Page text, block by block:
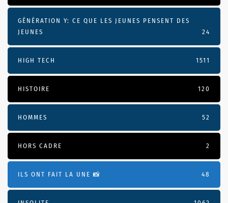
GÉNÉRATION Y: CE QUE LES JEUNES PENSENT DES
JEUNES
24
HIGH TECH 1511
HISTOIRE 120
HOMMES 52
HORS CADRE 2
ILS ONT FAIT LA UNE 📸 48